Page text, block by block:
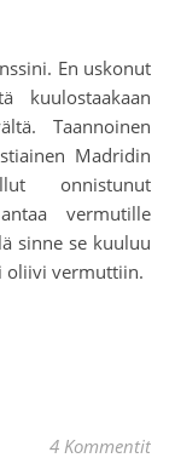
kuulostaakaan
Taannoinen
Madridin
onnistunut
vermutille
sinne se kuuluu
oliivi vermuttiin.
4 Kommentit